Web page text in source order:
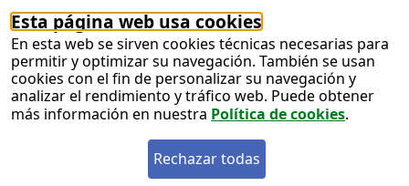
Esta página web usa cookies
En esta web se sirven cookies técnicas necesarias para
permitir y optimizar su navegación. También se usan
cookies con el fin de personalizar su navegación y
analizar el rendimiento y tráfico web. Puede obtener
más información en nuestra Política de cookies.